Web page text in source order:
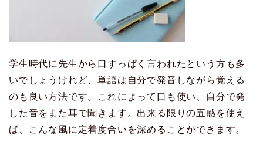
学生時代に先生から口すっぱく言われたという方も多
いでしょうけれど、単語は自分で発音しながら覚える
のも良い方法です。これによって口も使い、自分で発
した音をまた耳で聞きます。出来る限りの五感を使え
ば、こんな風に定着度合いを深めることができます。